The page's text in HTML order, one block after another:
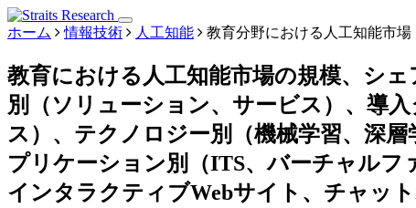
ホーム 情報技術 人工知能 教育分野における人工知能市場
教育における人工知能市場の規模、シ
別（ソリューション、サービス）、導
ス）、テクノロジー別（機械学習、深
プリケーション別（ITS、バーチャルフ
インタラクティブWebサイト、チャッ